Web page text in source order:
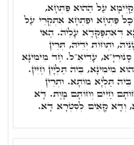
עַל הַהוּא פִּתְחָא,
פִּתְחָא וּפִתְחָא אִתְקְרֵי עַל
דְּאִתְפַּקְּדָא עָלֵיהּ. הַאי
וּתְחוֹת יְדֵיהּ, תְּרֵין
עָדִיאֵ"ל. חַד מִימִינָא
מִימִינָא, בֵּיהּ תַּלְיָין חַיִּין.
תַּלְיָא מוֹתָא. וּתְרֵין
חַיִּים וְחוֹתָם מָוֶת. דָּא
וְדָא קָאֵים לְסִטְרָא דָּא.